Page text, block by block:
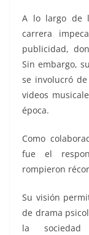
A lo largo de
carrera
publicidad,
Sin embargo,
se involucró
videos
época.
Como
fue el
rompieron
Su visión
de drama
la sociedad